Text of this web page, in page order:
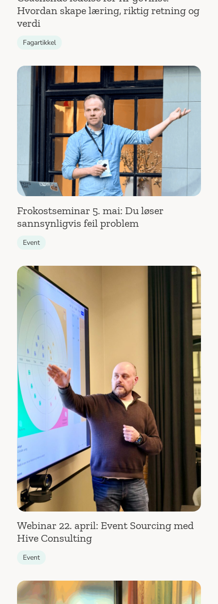
Hvordan skape læring, riktig retning og
verdi
Fagartikkel
Frokostseminar 5. mai: Du løser
sannsynligvis feil problem
Event
Webinar 22. april: Event Sourcing med
Hive Consulting
Event